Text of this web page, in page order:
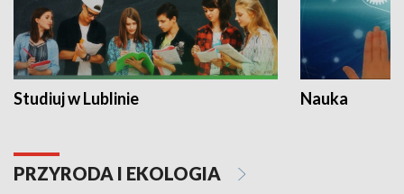
Studiuj w Lublinie Nauka
PRZYRODA I EKOLOGIA